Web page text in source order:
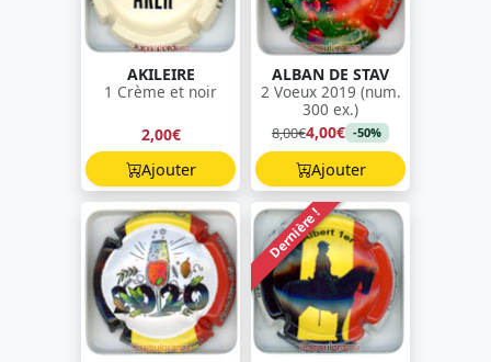
AKILEIRE
1 Crème et noir
2,00€
Ajouter
ALBAN DE STAV
2 Voeux 2019 (num.
300 ex.)
8,00€4,00€ -50%
Ajouter
Dernière !